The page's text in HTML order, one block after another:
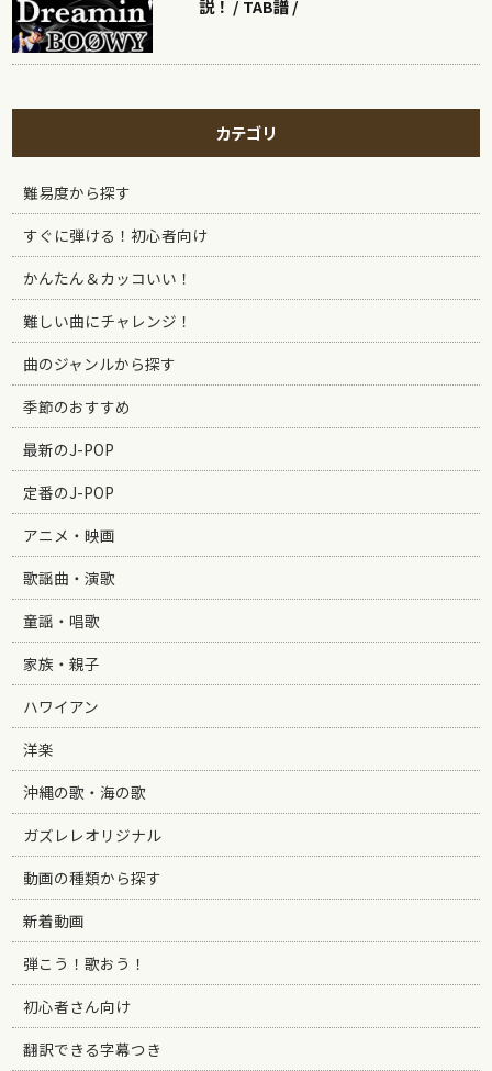
説！ / TAB譜 /
カテゴリ
難易度から探す
すぐに弾ける！初心者向け
かんたん＆カッコいい！
難しい曲にチャレンジ！
曲のジャンルから探す
季節のおすすめ
最新のJ-POP
定番のJ-POP
アニメ・映画
歌謡曲・演歌
童謡・唱歌
家族・親子
ハワイアン
洋楽
沖縄の歌・海の歌
ガズレレオリジナル
動画の種類から探す
新着動画
弾こう！歌おう！
初心者さん向け
翻訳できる字幕つき